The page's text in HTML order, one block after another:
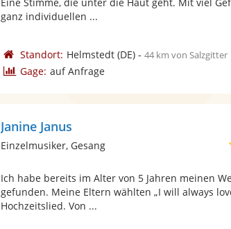
ganz individuellen ...
Standort: Helmstedt(DE)- 44 km von Salzgitter
Gage: auf Anfrage
Janine Janus
Einzelmusiker, Gesang
Ich habe bereits im Alter von 5 Jahren meinen
gefunden. Meine Eltern wählten „I will always
Hochzeitslied. Von ...